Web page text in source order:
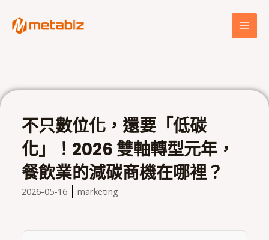
不只數位化，還要「低碳
化」！2026 雙軸轉型元年，
餐飲業的減碳商機在哪裡？
2026-05-16 marketing